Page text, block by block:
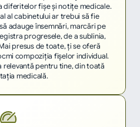
diferitelor fişe şi notiţe medicale.
al cabinetului ar trebui să fie
adauge însemnări, marcări pe
progresele, de a sublinia,
presus de toate, ţi se oferă
compoziţia fişelor individual.
pentru tine, din toată
medicală.